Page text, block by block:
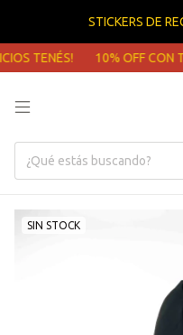
STICKERS DE
10% OFF CON
SIN STOCK